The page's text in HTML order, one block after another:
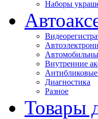
Наборы
Внутренние
Диагностика
Разное
Товары